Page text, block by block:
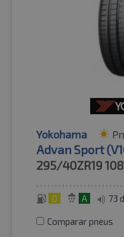
Yokohama
Advan Sport
295/40ZR19
D A 73
Comparar pneus